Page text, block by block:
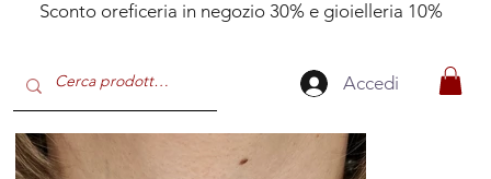
Sconto oreficeria in negozio 30% e gioielleria 10%
Accedi